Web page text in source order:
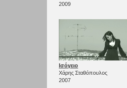
2009
Ισόγειο
Χάρης Σταθόπουλος
2007